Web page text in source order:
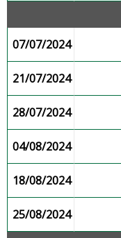
07/07/2024
21/07/2024
28/07/2024
04/08/2024
18/08/2024
25/08/2024